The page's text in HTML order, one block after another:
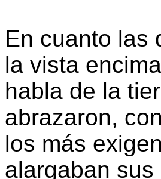
En cuanto las
la vista
habla de la
abrazaron,
los más
alargaban